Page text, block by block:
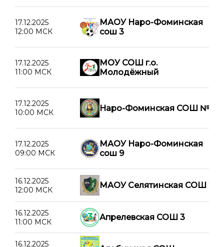
17.12.2025
12:00 МСК
МАОУ Наро-Фоминская
сош 3
17.12.2025
11:00 МСК
МОУ СОШ г.о.
Молодёжный
17.12.2025
10:00 МСК
Наро-Фоминская СОШ №6
17.12.2025
09:00 МСК
МАОУ Наро-Фоминская
сош 9
16.12.2025
12:00 МСК
МАОУ Селятинская СОШ 2
16.12.2025
11:00 МСК
Апрелевская СОШ 3
16.12.2025